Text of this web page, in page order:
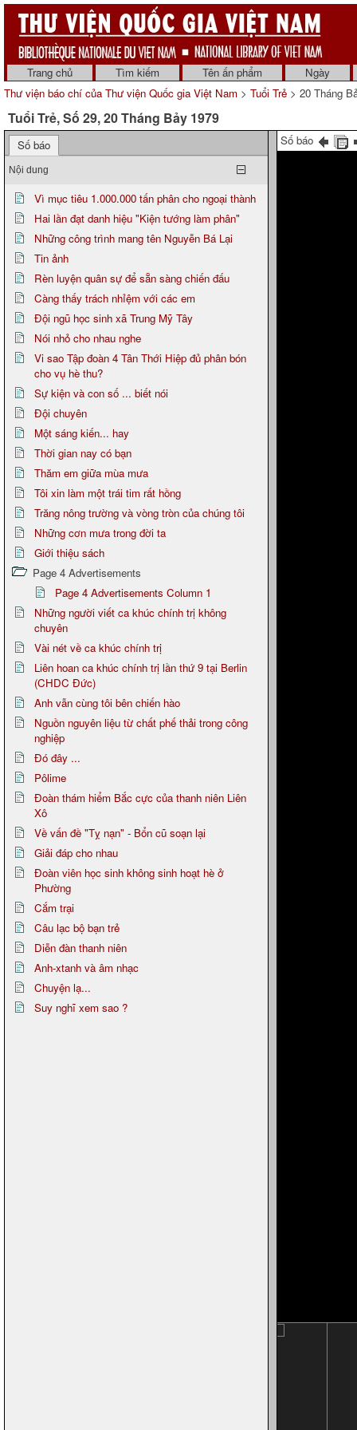
Trang chủ Tìm kiếm Tên ấn phẩm
Ngày
Thư viện báo chí của Thư viện Quốc gia Việt Nam > Tuổi Trẻ > 20 Tháng
Tuổi Trẻ, Số 29, 20 Tháng Bảy 1979
Số báo
Nội dung
Vì mục tiêu 1.000.000 tấn phân cho ngoại thành
Hai lần đạt danh hiệu "Kiện tướng làm phân"
Những công trình mang tên Nguyễn Bá Lại
Tin ảnh
Rèn luyện quân sự để sẵn sàng chiến đấu
Càng thấy trách nhỉệm với các em
Đội ngũ học sinh xã Trung Mỹ Tây
Nói nhỏ cho nhau nghe
Vi sao Tập đoàn 4 Tân Thới Hiệp đủ phân bón
cho vụ hè thu?
Sự kiện và con số ... biết nói
Đội chuyên
Một sáng kiến... hay
Thời gian nay có bạn
Thăm em giữa mùa mưa
Tôi xin làm một trái tim rất hồng
Trăng nông trường và vòng tròn của chúng tôi
Những cơn mưa trong đời ta
Giới thiệu sách
Page 4 Advertisements
Page 4 Advertisements Column 1
Những người viết ca khúc chính trị không
chuyên
Vài nét về ca khúc chính trị
Liên hoan ca khúc chính trị lần thứ 9 tại Berlin
(CHDC Đức)
Anh vẫn cùng tôi bên chiến hào
Nguồn nguyên liệu từ chất phế thải trong công
nghiệp
Đó đây ...
Pôlime
Đoàn thám hiểm Bắc cực của thanh niên Liên
Xô
Về vấn đề "Tỵ nạn" - Bổn cũ soạn lại
Giải đáp cho nhau
Đoàn viên học sinh không sinh hoạt hè ở
Phường
Cắm trại
Câu lạc bộ bạn trẻ
Diễn đàn thanh niên
Anh-xtanh và âm nhạc
Chuyện lạ...
Suy nghĩ xem sao ?
Số báo